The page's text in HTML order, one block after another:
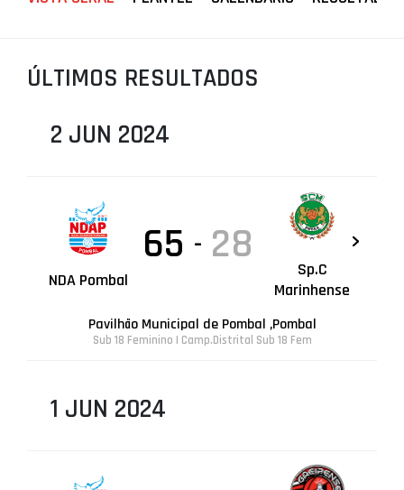
LIGA BETCLIC MASCULINA
LIGA BETCLIC FEMININA
ÚLTIMOS RESULTADOS
2 JUN 2024
NDA Pombal
65 - 28
Sp.C
Marinhense
Pavilhão Municipal de Pombal ,Pombal
Sub 18 Feminino | Camp.Distrital Sub 18 Fem
1 JUN 2024